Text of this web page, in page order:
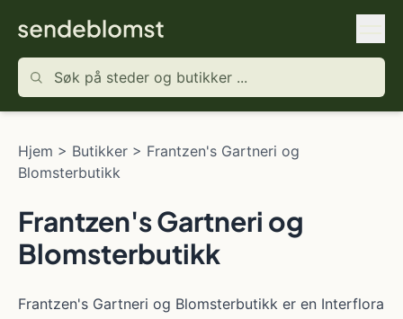
Hjem > Butikker > Frantzen's Gartneri og
Blomsterbutikk
Frantzen's Gartneri og
Blomsterbutikk
Frantzen's Gartneri og Blomsterbutikk er en Interflora